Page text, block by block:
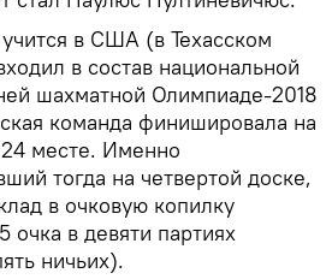
в США (в Техасском
в состав национальной
шахматной Олимпиаде-2018
команда финишировала на
месте. Именно
тогда на четвертой доске,
в очковую копилку
очка в девяти партиях
ничьих).